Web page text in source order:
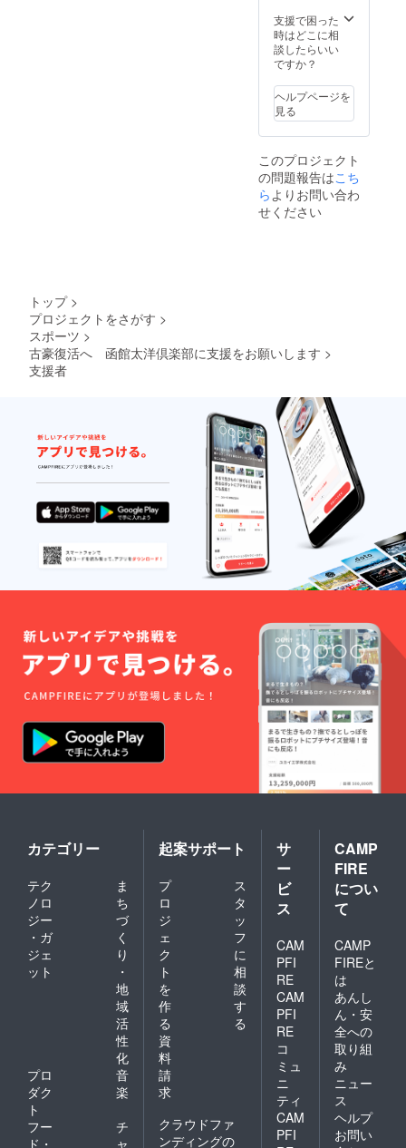
支援で困った
時はどこに相
談したらいい
ですか？
ヘルプページを
見る
このプロジェクト
の問題報告はこち
らよりお問い合わ
せください
トップ >
プロジェクトをさがす >
スポーツ >
古豪復活へ 函館太洋倶楽部に支援をお願いします >
支援者
カテゴリー
テク
ノロ
ジー
・ガ
ジェ
ット
ま
ち
づ
く
り
・
地
域
活
性
化
プロ
ダク
ト
音
楽
フー
ド・
チ
ャ
起案サポート
プ
ロ
ジ
ェ
ク
ト
を
作
る
ス
タ
ッ
フ
に
相
談
す
る
資
料
請
求
クラウドファ
ンディングの
サ
ー
ビ
ス
CAM
PFI
RE
CAM
PFI
RE
コ
ミュ
ニ
ティ
CAM
PFI
CAMP
FIRE
につい
て
CAMP
FIREと
は
あんし
ん・安
全への
取り組
み
ニュー
ス
ヘルプ
お問い